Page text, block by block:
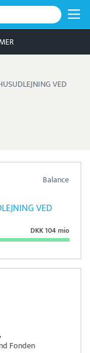
VED
Balance
VED
DKK 104 mio
Fonden